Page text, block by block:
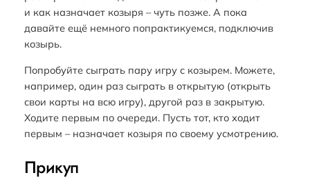
и как назначает козыря – чуть позже. А пока
давайте ещё немного попрактикуемся, подключив
козырь.
Попробуйте сыграть пару игру с козырем. Можете,
например, один раз сыграть в открытую (открыть
свои карты на всю игру), другой раз в закрытую.
Ходите первым по очереди. Пусть тот, кто ходит
первым – назначает козыря по своему усмотрению.
Прикуп